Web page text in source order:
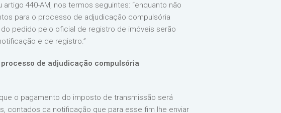
440-AM, nos termos seguintes: “enquanto não
para o processo de adjudicação compulsória
pedido pelo oficial de registro de imóveis serão
e de registro.”
de adjudicação compulsória
o pagamento do imposto de transmissão será
contados da notificação que para esse fim lhe enviar